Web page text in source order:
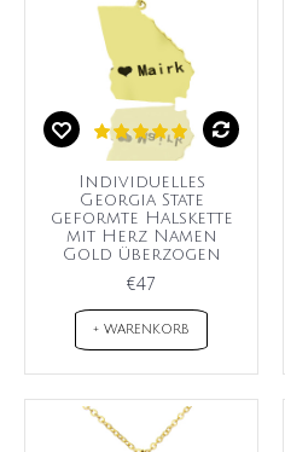
Individuelles
Georgia State
geformte Halskette
mit Herz Namen
Gold überzogen
€47
+ WARENKORB